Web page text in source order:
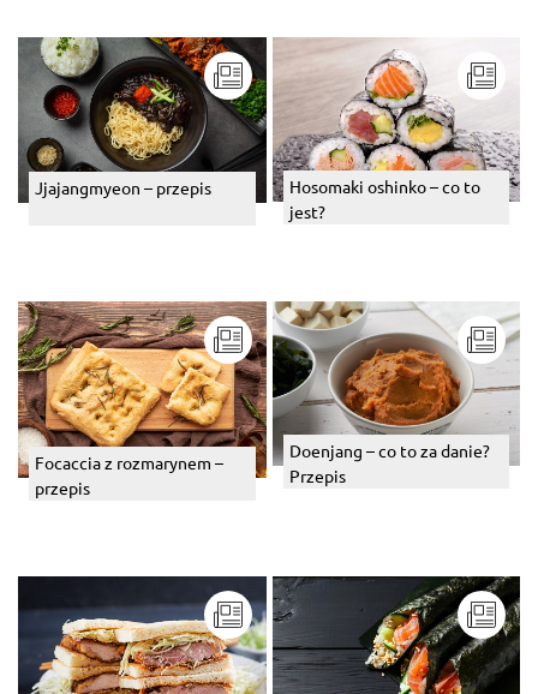
Jjajangmyeon – przepis
Hosomaki oshinko – co to
jest?
Focaccia z rozmarynem –
przepis
Doenjang – co to za danie?
Przepis